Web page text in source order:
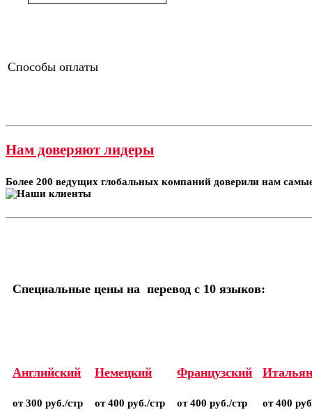
Способы оплаты
Нам доверяют лидеры
Более 200 ведущих глобальных компаний доверили нам
Специальные цены на перевод с 10 языков:
Английский
от 300 руб./стр
Немецкий
от 400 руб./стр
Французский
от 400 руб./стр от 400